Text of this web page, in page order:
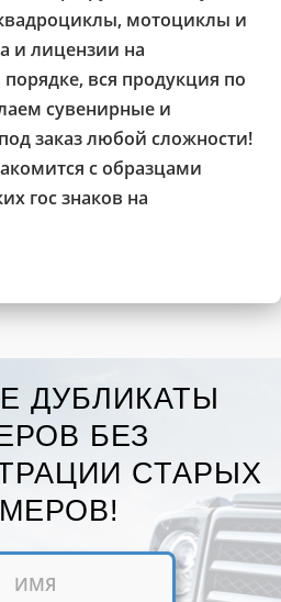
мотоциклы и
и лицензии на
вся продукция по
сувенирные и
заказ любой сложности!
с образцами
гос знаков на
ДУБЛИКАТЫ
БЕЗ
СТАРЫХ